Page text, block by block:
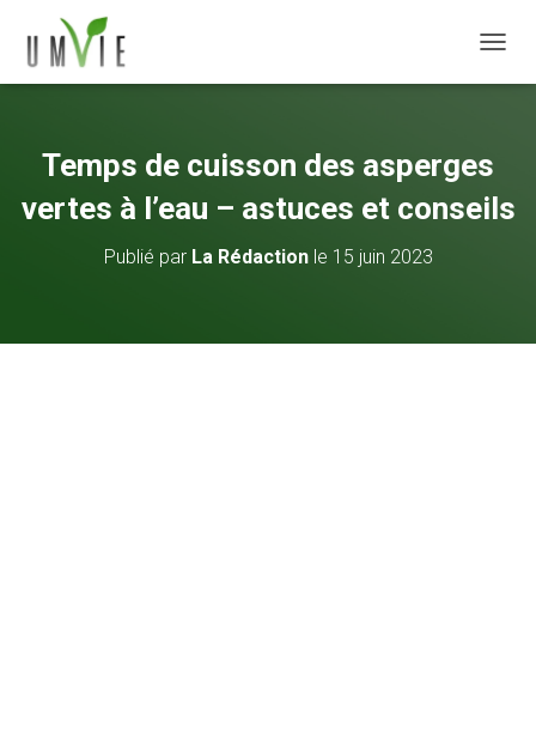
Temps de cuisson des asperges
vertes à l’eau – astuces et conseils
Publié par La Rédactionle 15 juin 2023